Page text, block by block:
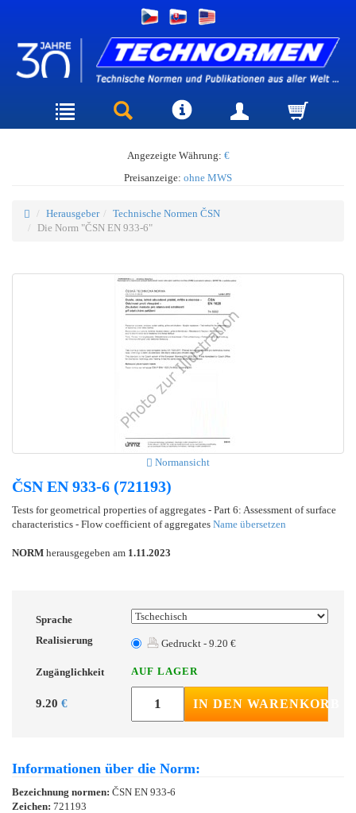
Angezeigte Währung: €
Preisanzeige: ohne MWS
Herausgeber
Technische Normen ČSN
Die Norm "ČSN EN 933-6"
Normansicht
ČSN EN 933-6 (721193)
Tests for geometrical properties of aggregates - Part 6: Assessment of surface
characteristics - Flow coefficient of aggregates Name übersetzen
NORM herausgegeben am 1.11.2023
Sprache
Realisierung
Gedruckt - 9.20 €
Zugänglichkeit AUF LAGER
9.20 € IN DEN WARENKORB
Informationen über die Norm:
Bezeichnung normen: ČSN EN 933-6
Zeichen: 721193